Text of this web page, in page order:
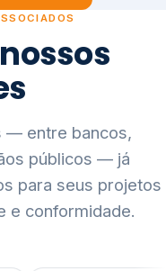
— entre bancos,
públicos — já
para seus projetos
e conformidade.